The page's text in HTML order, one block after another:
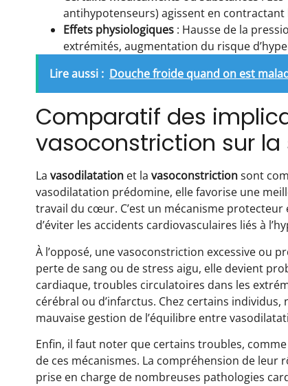
antihypotenseurs) agissent en contractant
Effets physiologiques : Hausse de la
extrémités, augmentation du risque
Lire aussi : Douche froide quand on est
Comparatif des
vasoconstriction sur
La vasodilatation et la vasoconstrictionsont
vasodilatation prédomine, elle favorise une
travail du cœur. C’est un mécanisme protecteur
d’éviter les accidents cardiovasculaires liés à
À l’opposé, une vasoconstriction excessive ou
perte de sang ou de stress aigu, elle devient
cardiaque, troubles circulatoires dans les
cérébral ou d’infarctus. Chez certains
mauvaise gestion de l’équilibre entre
Enfin, il faut noter que certains troubles,
de ces mécanismes. La compréhension de
prise en charge de nombreuses pathologies